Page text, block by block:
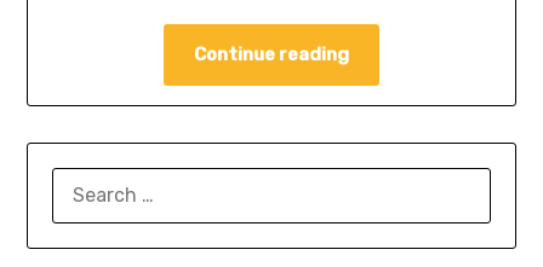
Continue reading